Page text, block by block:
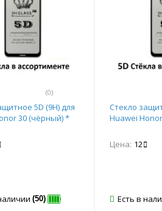
(0)
5D (9Н) для
30 (чёрный) *
(50)
Стекло
Huawei
Цена: 12
Есть в